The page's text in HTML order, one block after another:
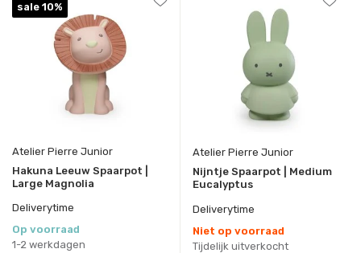
sale 10%
Atelier Pierre Junior
Hakuna Leeuw Spaarpot |
Large Magnolia
Deliverytime
Op voorraad
1-2 werkdagen
Atelier Pierre Junior
Nijntje Spaarpot | Medium
Eucalyptus
Deliverytime
Niet op voorraad
Tijdelijk uitverkocht